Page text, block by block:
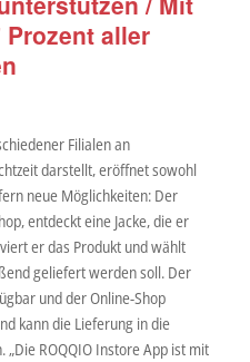
aller
Filialen an
darstellt, eröffnet sowohl
neue Möglichkeiten: Der
entdeckt eine Jacke, die er
er das Produkt und wählt
geliefert werden soll. Der
und der Online-Shop
kann die Lieferung in die
ROQQIO Instore App ist mit